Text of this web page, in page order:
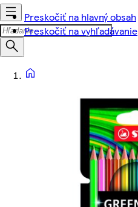
Preskočiť na hlavný obsah
Preskočiť na vyhľadávanie